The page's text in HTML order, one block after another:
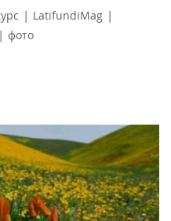
| LatifundiMag |
| фото